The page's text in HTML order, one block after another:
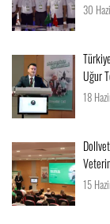
30
Uğur
18
15